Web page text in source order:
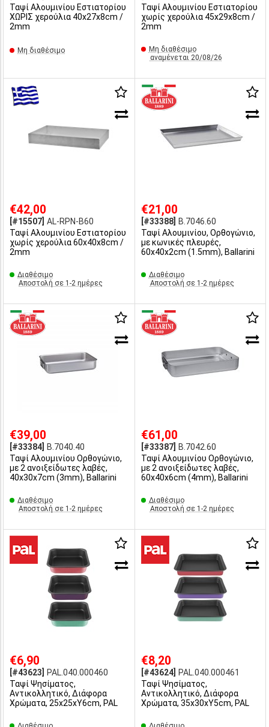
Ταψί Αλουμινίου Εστιατορίου
ΧΩΡΙΣ χερούλια 40x27x8cm /
2mm
Μη διαθέσιμο
Ταψί Αλουμινίου Εστιατορίου
χωρίς χερούλια 45x29x8cm /
2mm
Μη διαθέσιμο
αναμένεται 20/08/26
€42,00
[#15507] AL-RPN-B60
Ταψί Αλουμινίου Εστιατορίου
χωρίς χερούλια 60x40x8cm /
2mm
Διαθέσιμο
Αποστολή σε 1-2 ημέρες
€21,00
[#33388]
B.7046.60
Ταψί Αλουμινίου, Ορθογώνιο,
με κωνικές πλευρές,
60x40x2cm (1.5mm), Ballarini
Διαθέσιμο
Αποστολή σε 1-2 ημέρες
€39,00
[#33384]
B.7040.40
Ταψί Αλουμινίου Ορθογώνιο,
με 2 ανοιξείδωτες λαβές,
40x30x7cm (3mm), Ballarini
Διαθέσιμο
Αποστολή σε 1-2 ημέρες
€61,00
[#33387]
B.7042.60
Ταψί Αλουμινίου Ορθογώνιο,
με 2 ανοιξείδωτες λαβές,
60x40x6cm (4mm), Ballarini
Διαθέσιμο
Αποστολή σε 1-2 ημέρες
€6,90
[#43623]
PAL.040.000460
Ταψί Ψησίματος,
Αντικολλητικό, Διάφορα
Χρώματα, 25x25xΥ6cm, PAL
€8,20
[#43624]
PAL.040.000461
Ταψί Ψησίματος,
Αντικολλητικό, Διάφορα
Χρώματα, 35x30xΥ5cm, PAL